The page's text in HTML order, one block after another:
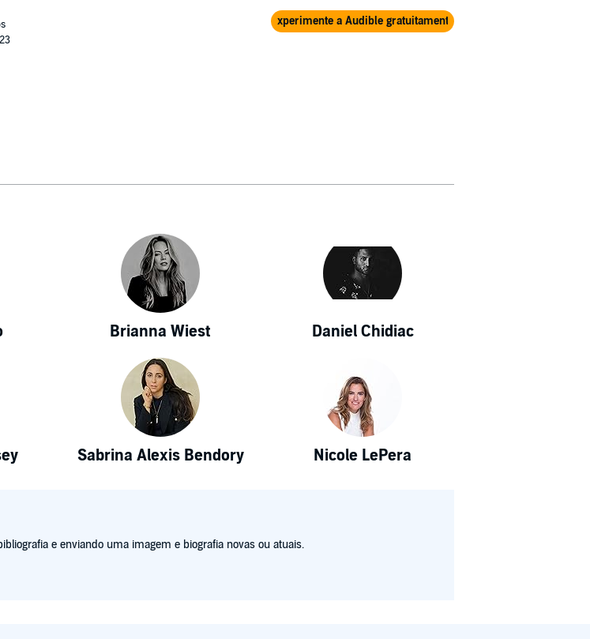
Experimente a Audible gratuitamente
Brianna Wiest Daniel Chidiac
Sabrina Alexis Bendory Nicole LePera
e enviando uma imagem e biografia novas ou atuais.